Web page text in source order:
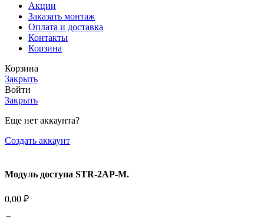
Акции
Заказать монтаж
Оплата и доставка
Контакты
Корзина
Корзина
Закрыть
Войти
Закрыть
Еще нет аккаунта?
Создать аккаунт
Модуль доступа STR-2AP-M.
0,00 ₽